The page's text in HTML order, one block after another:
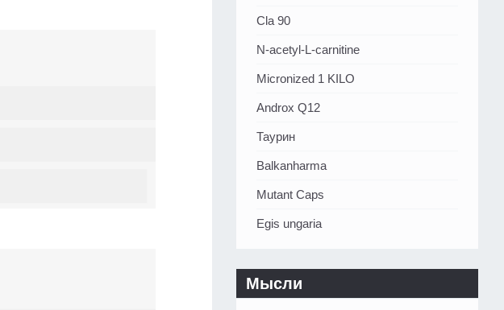
Cla 90
N-acetyl-L-carnitine
Micronized 1 KILO
Androx Q12
Таурин
Balkanharma
Mutant Caps
Egis ungaria
Мысли